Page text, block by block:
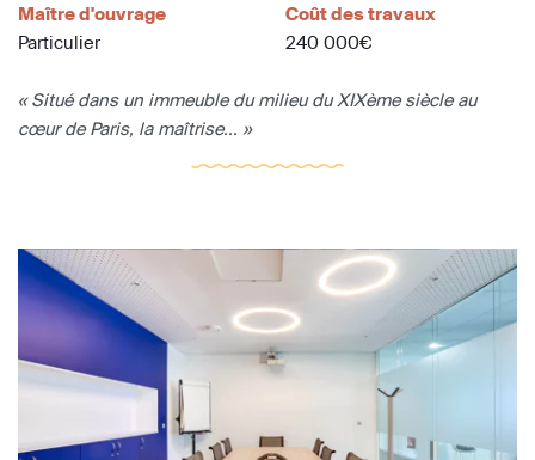
Maître d'ouvrage
Particulier
Coût des travaux
240 000€
« Situé dans un immeuble du milieu du XIXème siècle au
cœur de Paris, la maîtrise... »